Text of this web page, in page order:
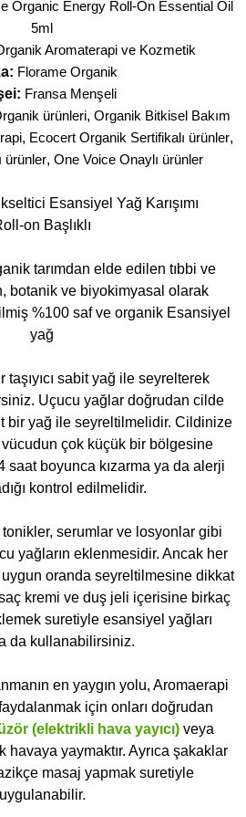
Organic Energy Roll-On Essential Oil
5ml
Aromaterapi ve Kozmetik
Florame Organik
Fransa Menşeli
ürünleri, Organik Bitkisel Bakım
, Ecocert Organik Sertifikalı ürünler,
ürünler, One Voice Onaylı ürünler
Esansiyel Yağ Karışımı
on Başlıklı
tarımdan elde edilen tıbbi ve
botanik ve biyokimyasal olarak
%100 saf ve organik Esansiyel
yağ
taşıyıcı sabit yağ ile seyrelterek
Uçucu yağlar doğrudan cilde
bir yağ ile seyreltilmelidir. Cildinize
çok küçük bir bölgesine
saat boyunca kızarma ya da alerji
kontrol edilmelidir.
serumlar ve losyonlar gibi
yağların eklenmesidir. Ancak her
oranda seyreltilmesine dikkat
kremi ve duş jeli içerisine birkaç
suretiyle esansiyel yağları
da kullanabilirsiniz.
en yaygın yolu, Aromaerapi
için onları doğrudan
(elektrikli hava yayıcı)veya
yaymaktır. Ayrıca şakaklar
masaj yapmak suretiyle
uygulanabilir.